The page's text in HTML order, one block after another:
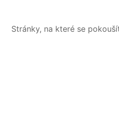
Stránky, na které se